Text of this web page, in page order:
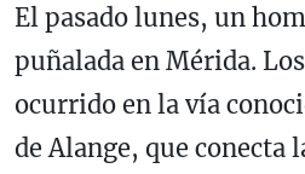
El pasado lunes, un
puñalada en Mérida.
ocurrido en la vía
de Alange, que conecta